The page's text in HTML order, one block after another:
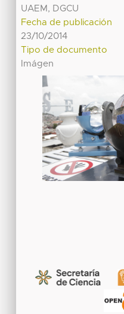
UAEM, DGCU
Fecha de publicación
23/10/2014
Tipo de documento
Imágen